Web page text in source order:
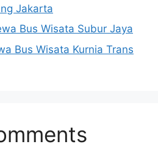
Jakarta
Bus Wisata Subur Jaya
Bus Wisata Kurnia Trans